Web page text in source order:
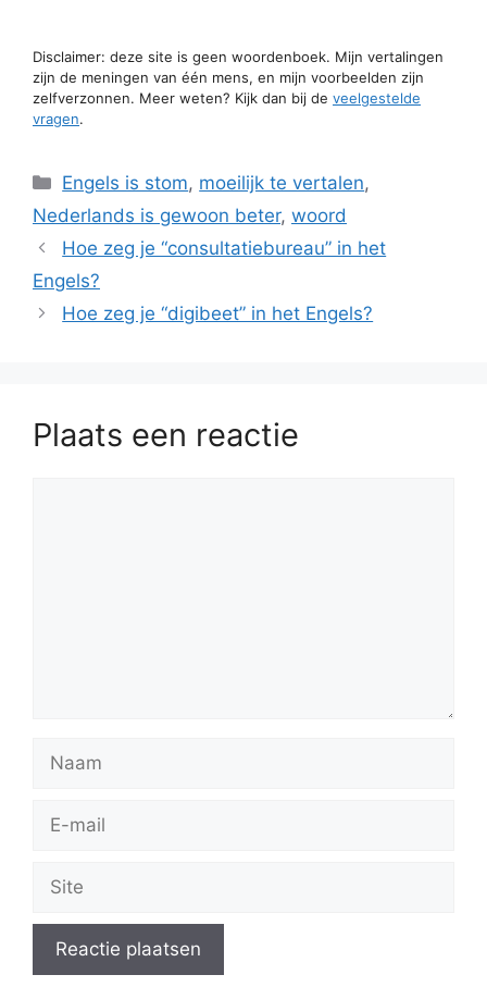
Disclaimer: deze site is geen woordenboek. Mijn vertalingen
zijn de meningen van één mens, en mijn voorbeelden zijn
zelfverzonnen. Meer weten? Kijk dan bij de veelgestelde
vragen.
Categorieën
Engels is stom, moeilijk te vertalen,
Nederlands is gewoon beter, woord
Hoe zeg je “consultatiebureau” in het
Engels?
Hoe zeg je “digibeet” in het Engels?
Plaats een reactie
Naam
Site